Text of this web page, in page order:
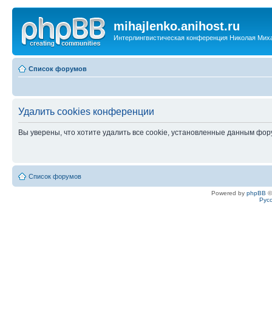
mihajlenko.anihost.ru
Интерлингвистическая конференция Николая
Список форумов
Удалить cookies конференции
Вы уверены, что хотите удалить все cookie, установленные данным
Список форумов
Powered by phpBB